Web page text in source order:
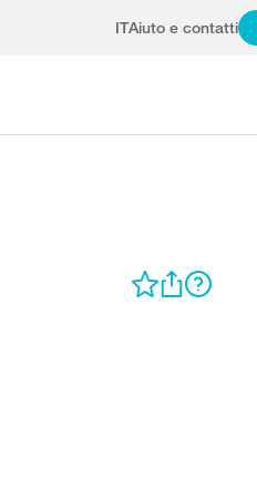
ITAiuto e contatti